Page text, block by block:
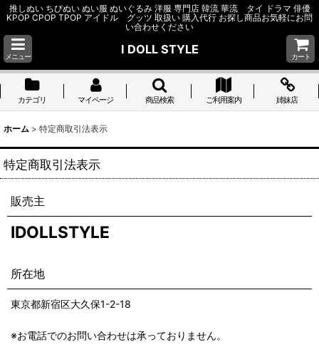
推しぬい ちびぬい ぬい服 ぬいぐるみ 洋服 専門店 韓流 華流 タイ ドラマ 俳優
KPOP CPOP TPOP アイドル グッツ 取扱い 購入代行 お探し商品お気軽にお問
い合わせください
メニュー
I DOLL STYLE
カート
カテゴリ マイページ 商品検索 ご利用案内 姉妹店
ホーム > 特定商取引法表示
特定商取引法表示
販売主
IDOLLSTYLE
所在地
東京都新宿区大久保1-2-18
※お電話でのお問い合わせは承っておりません。